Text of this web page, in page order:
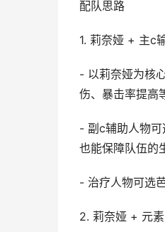
配队思路
1. 莉奈娅 + 主c
- 以莉奈娅为核
伤、暴击率提高
- 副c辅助人物可
也能保障队伍的
- 治疗人物可选
2. 莉奈娅 + 元